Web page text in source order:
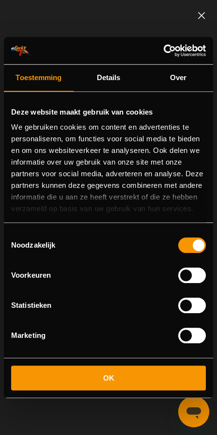
Toestemming Details Over
Deze website maakt gebruik van cookies
We gebruiken cookies om content en advertenties te
personaliseren, om functies voor social media te bieden
en om ons websiteverkeer te analyseren. Ook delen we
informatie over uw gebruik van onze site met onze
partners voor social media, adverteren en analyse. Deze
partners kunnen deze gegevens combineren met andere
informatie die u aan ze heeft verstrekt of die ze hebben
verzameld op basis van uw gebruik van hun services.
Noodzakelijk
Voorkeuren
Statistieken
Marketing
OK
Dragon Tiger